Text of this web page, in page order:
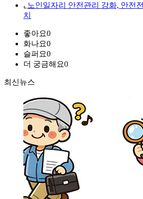
⌞ 노인일자리 안전관리 강화, 안전
치
좋아요0
화나요0
슬퍼요0
더 궁금해요0
최신뉴스